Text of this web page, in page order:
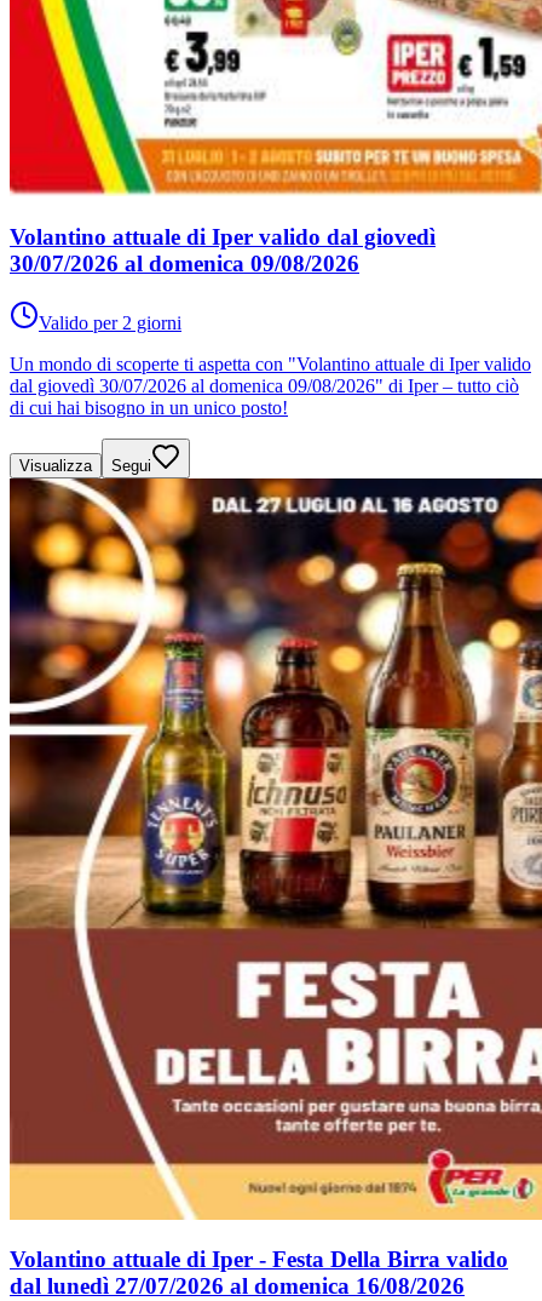
Volantino attuale di Iper valido dal giovedì
30/07/2026 al domenica 09/08/2026
Valido per 2 giorni
Un mondo di scoperte ti aspetta con "Volantino attuale di Iper valido
dal giovedì 30/07/2026 al domenica 09/08/2026" di Iper – tutto ciò
di cui hai bisogno in un unico posto!
Visualizza Segui
Volantino attuale di Iper - Festa Della Birra valido
dal lunedì 27/07/2026 al domenica 16/08/2026